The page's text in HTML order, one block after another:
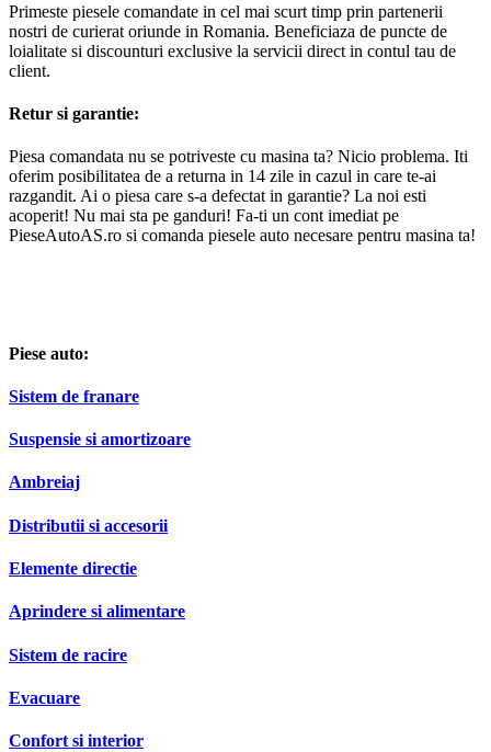
Primeste piesele comandate in cel mai scurt timp prin partenerii
nostri de curierat oriunde in Romania. Beneficiaza de puncte de
loialitate si discounturi exclusive la servicii direct in contul tau de
client.
Retur si garantie:
Piesa comandata nu se potriveste cu masina ta? Nicio problema. Iti
oferim posibilitatea de a returna in 14 zile in cazul in care te-ai
razgandit. Ai o piesa care s-a defectat in garantie? La noi esti
acoperit! Nu mai sta pe ganduri! Fa-ti un cont imediat pe
PieseAutoAS.ro si comanda piesele auto necesare pentru masina ta!
Piese auto:
Sistem de franare
Suspensie si amortizoare
Ambreiaj
Distributii si accesorii
Elemente directie
Aprindere si alimentare
Sistem de racire
Evacuare
Confort si interior